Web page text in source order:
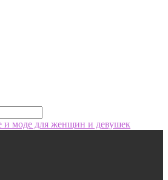
и моде для женщин и девушек